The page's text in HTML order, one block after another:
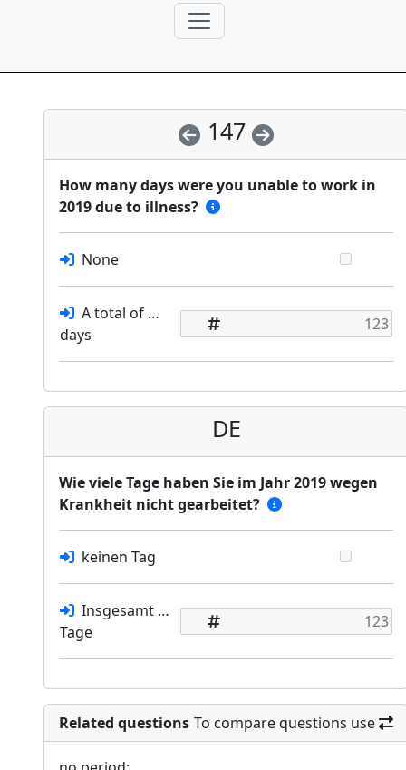
147
How many days were you unable to work in
2019 due to illness?
None
A total of …
days
DE
Wie viele Tage haben Sie im Jahr 2019 wegen
Krankheit nicht gearbeitet?
keinen Tag
Insgesamt …
Tage
Related questions To compare questions use